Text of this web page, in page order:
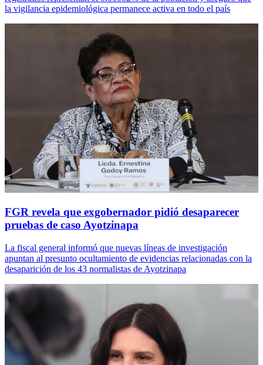
la vigilancia epidemiológica permanece activa en todo el país
FGR revela que exgobernador pidió desaparecer
pruebas de caso Ayotzinapa
La fiscal general informó que nuevas líneas de investigación
apuntan al presunto ocultamiento de evidencias relacionadas con la
desaparición de los 43 normalistas de Ayotzinapa